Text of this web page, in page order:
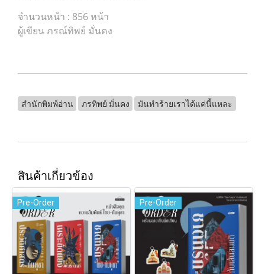
จำนวนหน้า : 856 หน้า
ผู้เขียน ภรณ์ทิพย์ มั่นคง
สำนักพิมพ์อ่าน ภรทิพย์ มั่นคง มันทำร้ายเราได้แค่นี้แหละ
สินค้าเกี่ยวข้อง
Pre-Order Pre-Order